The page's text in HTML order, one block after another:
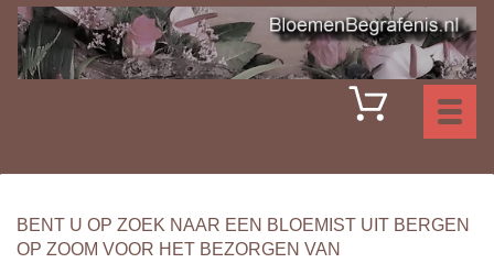
BENT U OP ZOEK NAAR EEN BLOEMIST UIT BERGEN
OP ZOOM VOOR HET BEZORGEN VAN